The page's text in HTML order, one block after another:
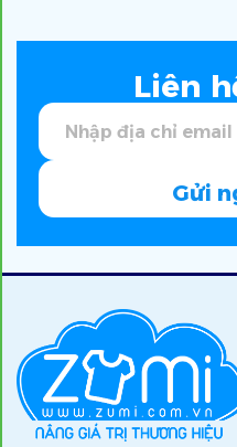
Liên
Gửi